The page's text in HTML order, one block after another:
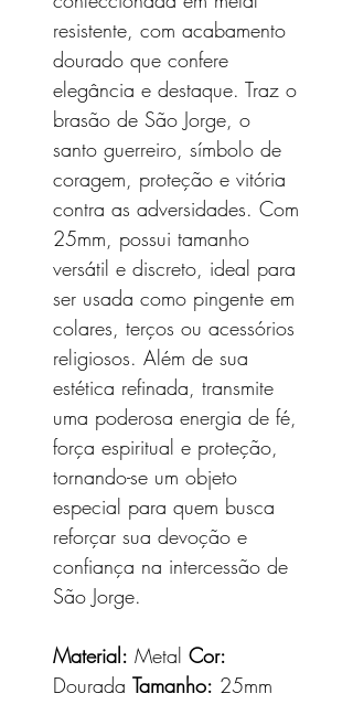
resistente, com acabamento
dourado que confere
elegância e destaque. Traz o
brasão de São Jorge, o
santo guerreiro, símbolo de
coragem, proteção e vitória
contra as adversidades. Com
25mm, possui tamanho
versátil e discreto, ideal para
ser usada como pingente em
colares, terços ou acessórios
religiosos. Além de sua
estética refinada, transmite
uma poderosa energia de fé,
força espiritual e proteção,
tornando-se um objeto
especial para quem busca
reforçar sua devoção e
confiança na intercessão de
São Jorge.
Material: Metal Cor:
Dourada Tamanho: 25mm